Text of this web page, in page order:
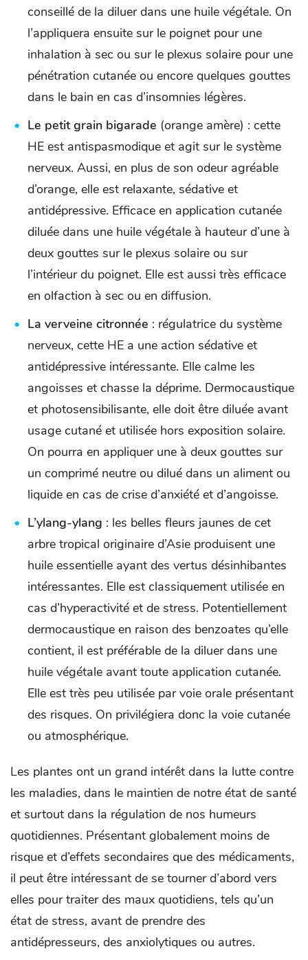
conseillé de la diluer dans une huile végétale. On
l’appliquera ensuite sur le poignet pour une
inhalation à sec ou sur le plexus solaire pour une
pénétration cutanée ou encore quelques gouttes
dans le bain en cas d’insomnies légères.
Le petit grain bigarade (orange amère) : cette
HE est antispasmodique et agit sur le système
nerveux. Aussi, en plus de son odeur agréable
d’orange, elle est relaxante, sédative et
antidépressive. Efficace en application cutanée
diluée dans une huile végétale à hauteur d’une à
deux gouttes sur le plexus solaire ou sur
l’intérieur du poignet. Elle est aussi très efficace
en olfaction à sec ou en diffusion.
La verveine citronnée : régulatrice du système
nerveux, cette HE a une action sédative et
antidépressive intéressante. Elle calme les
angoisses et chasse la déprime. Dermocaustique
et photosensibilisante, elle doit être diluée avant
usage cutané et utilisée hors exposition solaire.
On pourra en appliquer une à deux gouttes sur
un comprimé neutre ou dilué dans un aliment ou
liquide en cas de crise d’anxiété et d’angoisse.
L’ylang-ylang : les belles fleurs jaunes de cet
arbre tropical originaire d’Asie produisent une
huile essentielle ayant des vertus désinhibantes
intéressantes. Elle est classiquement utilisée en
cas d’hyperactivité et de stress. Potentiellement
dermocaustique en raison des benzoates qu’elle
contient, il est préférable de la diluer dans une
huile végétale avant toute application cutanée.
Elle est très peu utilisée par voie orale présentant
des risques. On privilégiera donc la voie cutanée
ou atmosphérique.
Les plantes ont un grand intérêt dans la lutte contre
les maladies, dans le maintien de notre état de santé
et surtout dans la régulation de nos humeurs
quotidiennes. Présentant globalement moins de
risque et d’effets secondaires que des médicaments,
il peut être intéressant de se tourner d’abord vers
elles pour traiter des maux quotidiens, tels qu’un
état de stress, avant de prendre des
antidépresseurs, des anxiolytiques ou autres.